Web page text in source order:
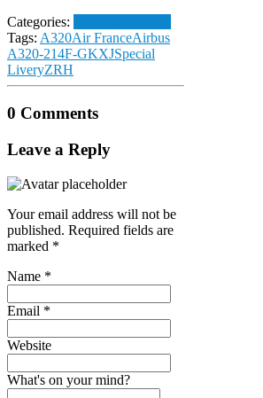
Categories:
Tags: A320Air FranceAirbus
A320-214F-GKXJSpecial
LiveryZRH
0 Comments
Leave a Reply
Your email address will not be
published. Required fields are
marked *
Name *
Email *
Website
What's on your mind?